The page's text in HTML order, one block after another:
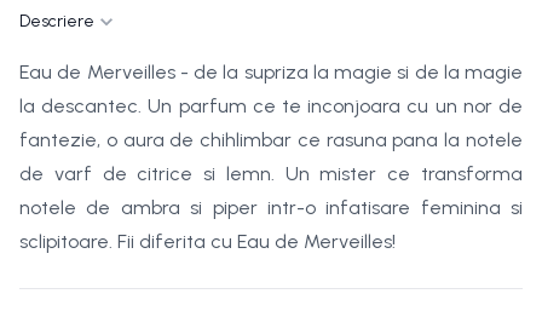
Descriere
Eau de Merveilles - de la supriza la magie si de la magie
la descantec. Un parfum ce te inconjoara cu un nor de
fantezie, o aura de chihlimbar ce rasuna pana la notele
de varf de citrice si lemn. Un mister ce transforma
notele de ambra si piper intr-o infatisare feminina si
sclipitoare. Fii diferita cu Eau de Merveilles!